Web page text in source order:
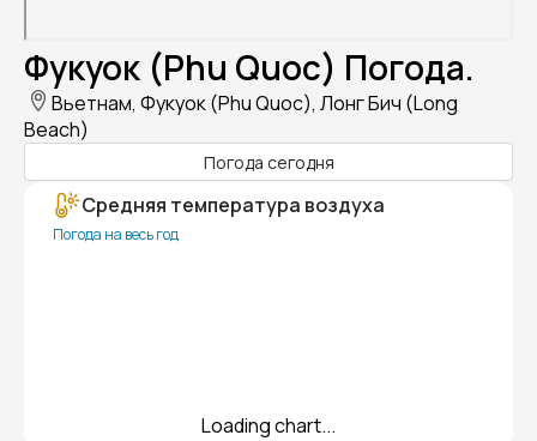
Фукуок (Phu Quoc) Погода.
Вьетнам, Фукуок (Phu Quoc), Лонг Бич (Long
Beach)
Погода сегодня
Средняя температура воздуха
Погода на весь год
Loading chart...